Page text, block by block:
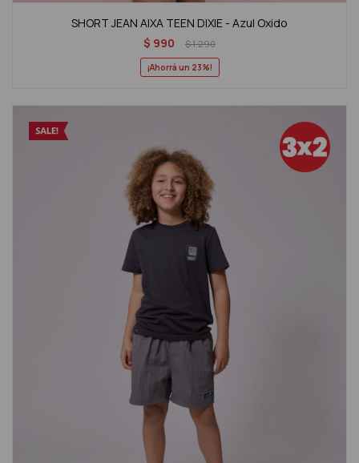
SHORT JEAN AIXA TEEN DIXIE - Azul Oxido
$ 990 $1.290
23